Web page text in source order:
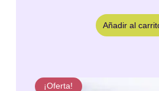
Añadir al
¡Oferta!